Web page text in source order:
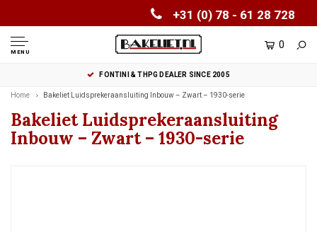
+31 (0) 78 - 61 28 728
MENU
0
FONTINI & THPG DEALER SINCE 2005
Home Bakeliet Luidsprekeraansluiting Inbouw – Zwart – 1930-serie
Bakeliet Luidsprekeraansluiting
Inbouw – Zwart – 1930-serie